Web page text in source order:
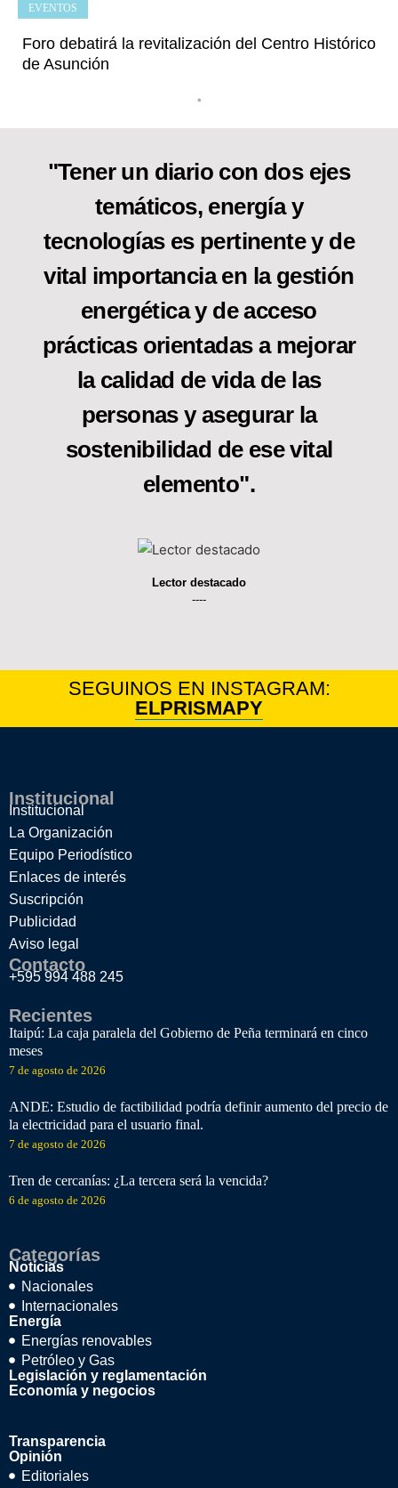
Foro debatirá la revitalización del Centro Histórico
de Asunción
•
EVENTOS
"Tener un diario con dos ejes
temáticos, energía y
tecnologías es pertinente y de
vital importancia en la gestión
energética y de acceso
prácticas orientadas a mejorar
la calidad de vida de las
personas y asegurar la
sostenibilidad de ese vital
elemento".
Lector destacado
----
SEGUINOS EN INSTAGRAM:
ELPRISMAPY
Institucional
Institucional
La Organización
Equipo Periodístico
Enlaces de interés
Suscripción
Publicidad
Aviso legal
Contacto
+595 994 488 245
Recientes
Itaipú: La caja paralela del Gobierno de Peña terminará en cinco
meses
7 de agosto de 2026
ANDE: Estudio de factibilidad podría definir aumento del precio de
la electricidad para el usuario final.
7 de agosto de 2026
Tren de cercanías: ¿La tercera será la vencida?
6 de agosto de 2026
Categorías
Noticias
Nacionales
Internacionales
Energía
Energías renovables
Petróleo y Gas
Legislación y reglamentación
Economía y negocios
Transparencia
Opinión
Editoriales